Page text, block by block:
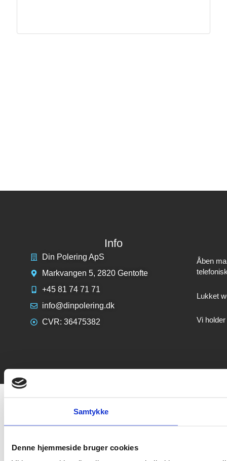
Samtykke
Denne hjemmeside bruger cookies
Info
Din Polering ApS
Markvangen 5, 2820 Gentofte
+45 81 74 71 71
info@dinpolering.dk
CVR: 36475382
Åben
Lukket
Vi